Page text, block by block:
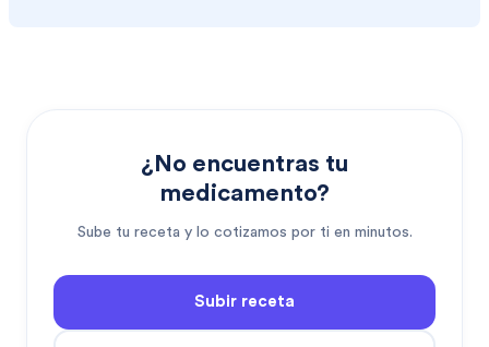
¿No encuentras tu
medicamento?
Sube tu receta y lo cotizamos por ti en minutos.
Subir receta